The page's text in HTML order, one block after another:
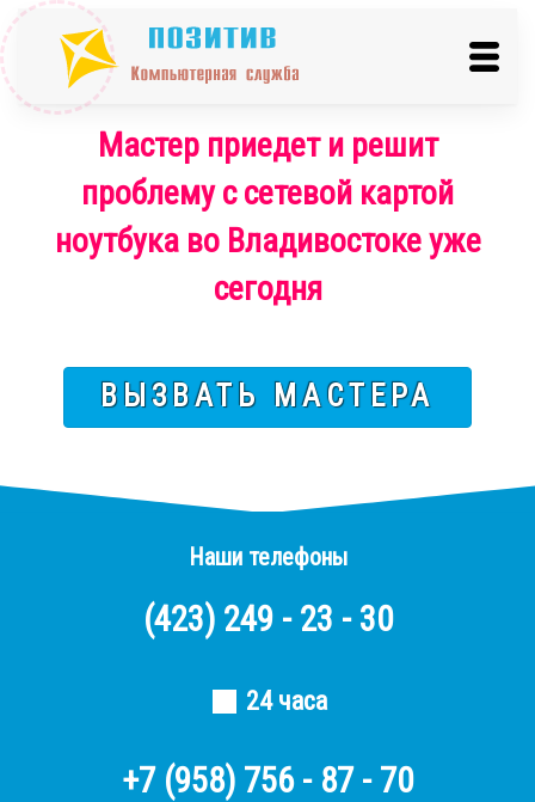
Мастер приедет и решит
проблему с сетевой картой
ноутбука во Владивостоке уже
сегодня
ВЫЗВАТЬ МАСТЕРА
Наши телефоны
(423) 249 - 23 - 30
24 часа
+7 (958) 756 - 87 - 70